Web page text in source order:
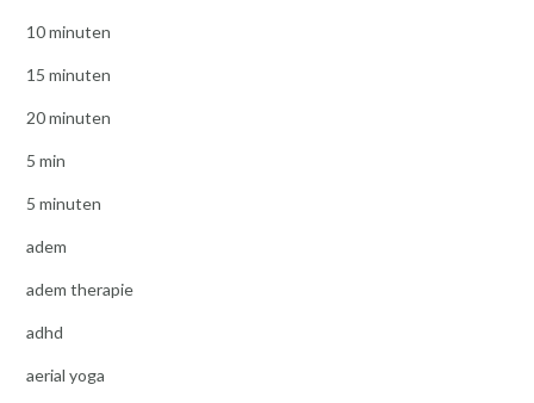
10 minuten
15 minuten
20 minuten
5 min
5 minuten
adem
adem therapie
adhd
aerial yoga